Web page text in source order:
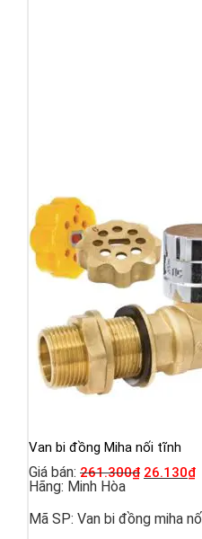
Van bi đồng Miha nối tĩnh
Giá bán: 261.300₫ 26.130₫
Hãng: Minh Hòa
Mã SP: Van bi đồng miha